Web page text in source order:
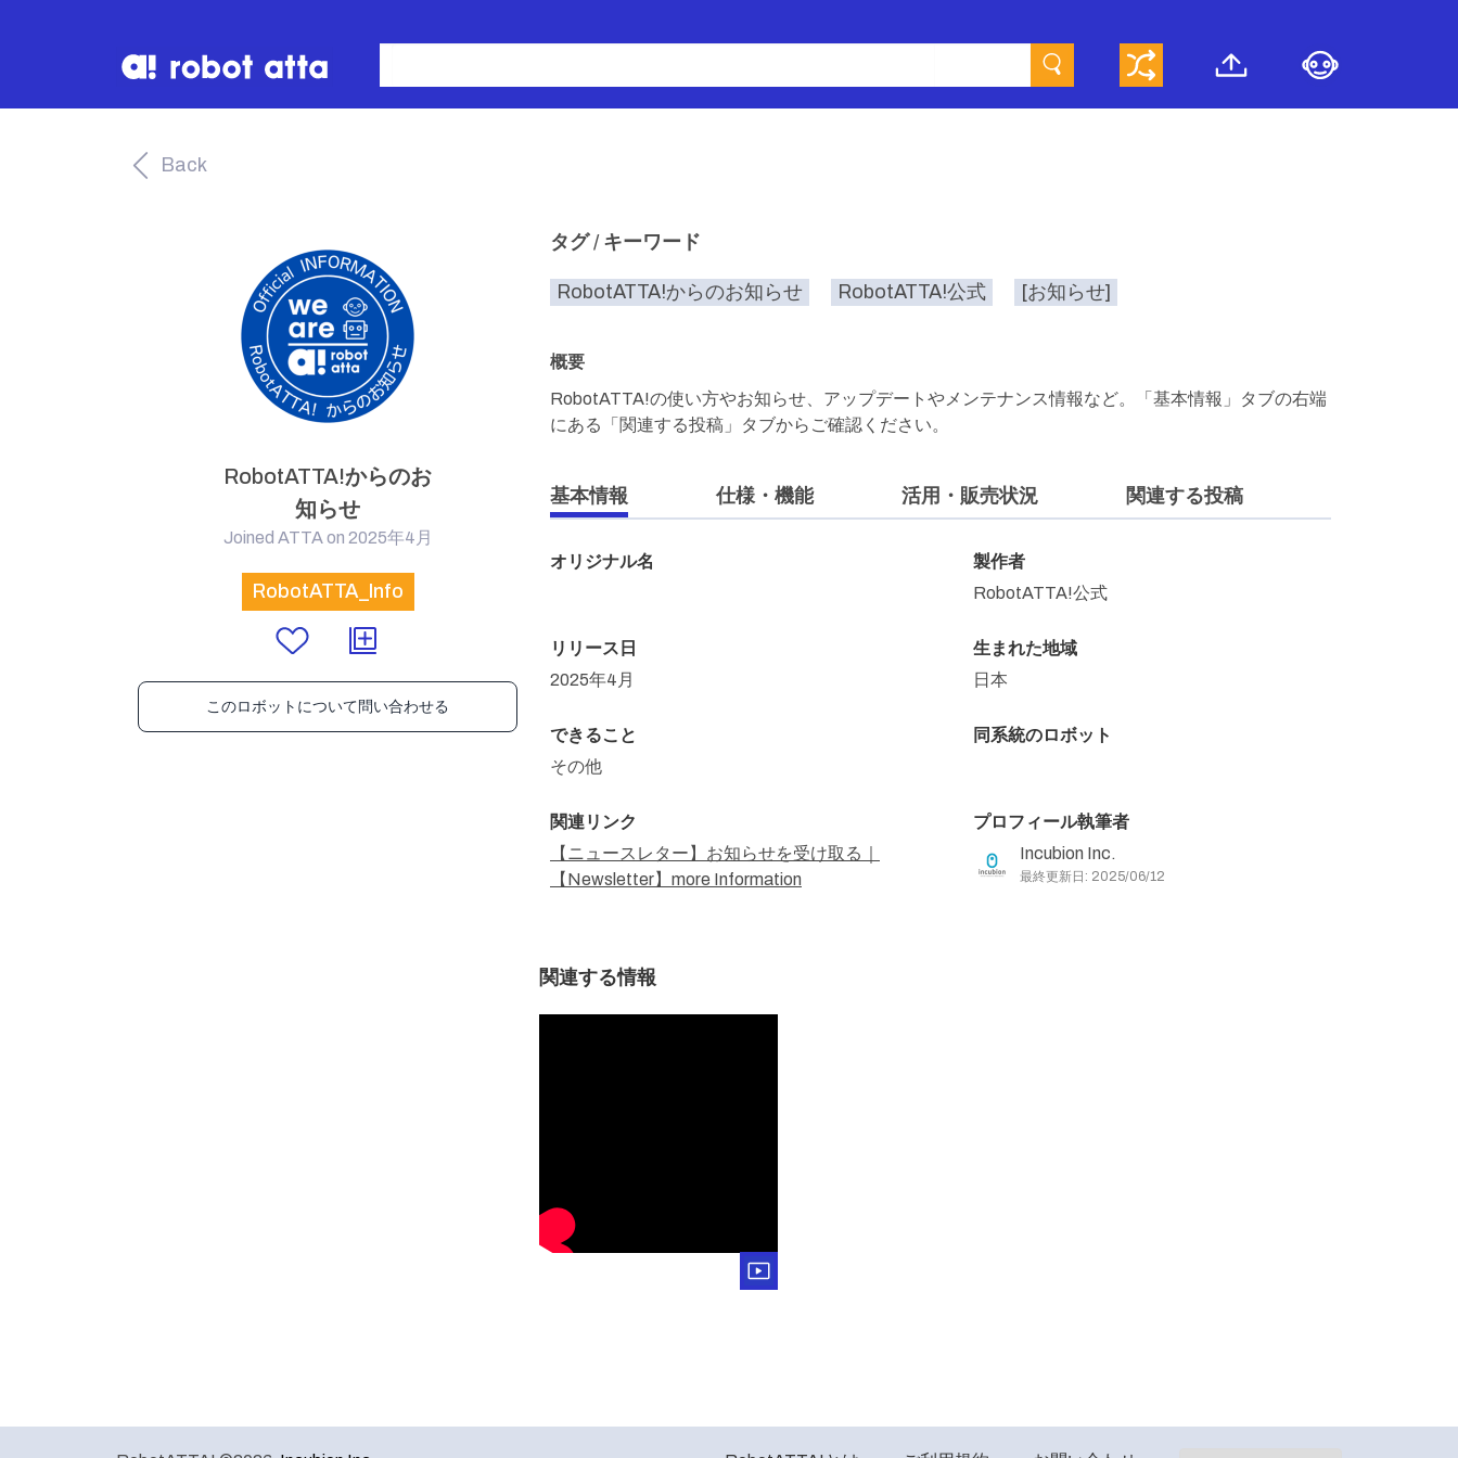
Back
RobotATTA!からのお
知らせ
Joined ATTA on 2025年4月
RobotATTA_Info
このロボットについて問い合わせる
タグ / キーワード
RobotATTA!からのお知らせ RobotATTA!公式 [お知らせ]
概要
RobotATTA!の使い方やお知らせ、アップデートやメンテナンス情報など。「基本情報」タブの右端
にある「関連する投稿」タブからご確認ください。
基本情報 仕様・機能 活用・販売状況 関連する投稿
オリジナル名
製作者
RobotATTA!公式
リリース日
2025年4月
生まれた地域
日本
できること
その他
同系統のロボット
関連リンク
【ニュースレター】お知らせを受け取る｜
【Newsletter】more Information
プロフィール執筆者
Incubion Inc.
最終更新日: 2025/06/12
関連する情報